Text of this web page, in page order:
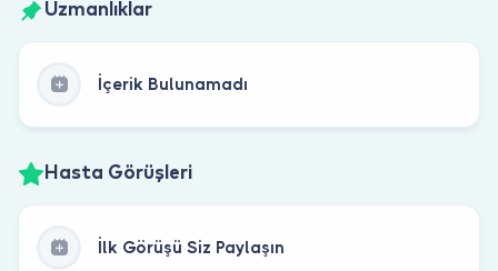
Uzmanlıklar
İçerik Bulunamadı
Hasta Görüşleri
İlk Görüşü Siz Paylaşın